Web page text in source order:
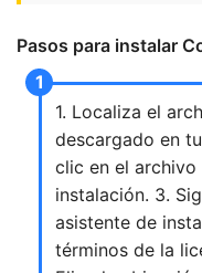
Pasos para instalar
1. Localiza el
descargado en
clic en el
instalación. 3.
asistente de
términos de la